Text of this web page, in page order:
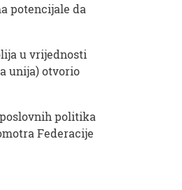
potencijale da
u vrijednosti
unija) otvorio
politika
Federacije